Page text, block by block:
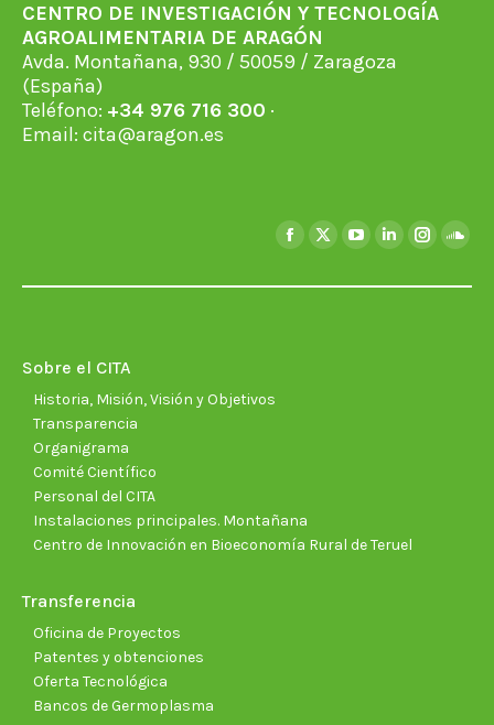
CENTRO DE INVESTIGACIÓN Y TECNOLOGÍA
AGROALIMENTARIA DE ARAGÓN
Avda. Montañana, 930 / 50059 / Zaragoza
(España)
Teléfono: +34 976 716 300 ·
Email: cita@aragon.es
Facebook
X
YouTubeLinkedin
Sobre el CITA
Historia, Misión, Visión y Objetivos
Transparencia
Organigrama
Comité Científico
Personal del CITA
Instalaciones principales. Montañana
Centro de Innovación en Bioeconomía Rural de Teruel
Transferencia
Oficina de Proyectos
Patentes y obtenciones
Oferta Tecnológica
Bancos de Germoplasma